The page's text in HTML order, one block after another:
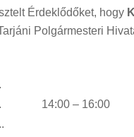
Érdeklődőket, hogy
Polgármesteri
14:00 – 16:00